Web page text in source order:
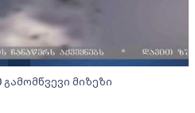
მიზეზი